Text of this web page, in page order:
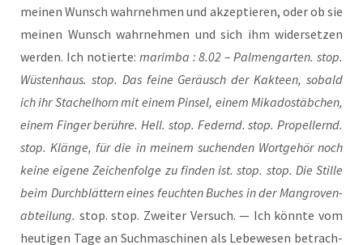
mei­nen Wunsch wahr­neh­men und akzep­tie­ren, oder ob sie
mei­nen Wunsch wahr­neh­men und sich ihm wider­set­zen
wer­den. Ich notier­te: marim­ba : 8.02 – Palmen­garten. stop.
Wüsten­haus. stop. Das fei­ne Geräusch der Kak­teen, sobald
ich ihr Stachel­horn mit einem Pin­sel, einem Mika­do­st­äb­chen,
einem Fin­ger berüh­re. Hell. stop. Federnd. stop. Propel­lernd.
stop. Klän­ge, für die in mei­nem suchen­den Wort­gehör noch
kei­ne eige­ne Zeichen­folge zu fin­den ist. stop. stop. Die Stil­le
beim Durch­blät­tern eines feuch­ten Buches in der Mangro­ven­
ab­tei­lung. stop. stop. Zwei­ter Ver­such. — Ich könn­te vom
heu­ti­gen Tage an Such­ma­schi­nen als Lebe­we­sen betrach­